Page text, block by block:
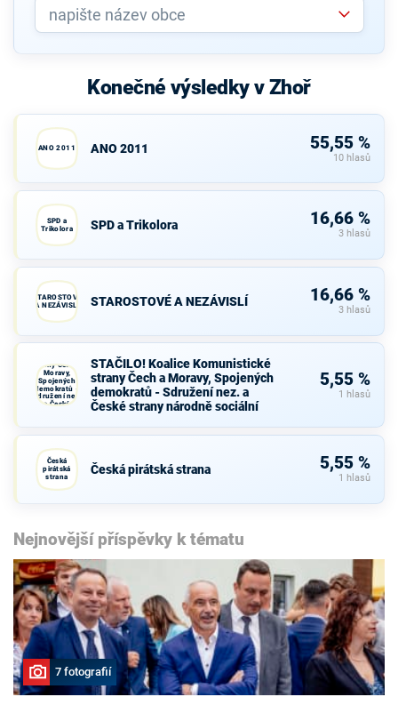
Konečné výsledky v Zhoř
ANO 2011 ANO 2011 55,55 %
10 hlasů
SPD a
Trikolora
SPD a Trikolora 16,66 %
3 hlasů
STAROSTOVÉ
A NEZÁVISLÍ
STAROSTOVÉ A NEZÁVISLÍ 16,66 %
3 hlasů
STAČILO!
strany Čech a
Moravy,
Spojených
demokratů -
Sdružení nez.
a České
STAČILO! Koalice Komunistické
strany Čech a Moravy, Spojených
demokratů - Sdružení nez. a
České strany národně sociální
5,55 %
1 hlasů
Česká
pirátská
strana
Česká pirátská strana 5,55 %
1 hlasů
Nejnovější příspěvky k tématu
7 fotografií